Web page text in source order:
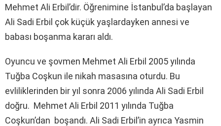
Mehmet Ali Erbil’dir. Öğrenimine İstanbul’da başlayan
Ali Sadi Erbil çok küçük yaşlardayken annesi ve
babası boşanma kararı aldı.
Oyuncu ve şovmen Mehmet Ali Erbil 2005 yılında
Tuğba Coşkun ile nikah masasına oturdu. Bu
evliliklerinden bir yıl sonra 2006 yılında Ali Sadi Erbil
doğru. Mehmet Ali Erbil 2011 yılında Tuğba
Coşkun’dan boşandı. Ali Sadi Erbil’in ayrıca Yasmin